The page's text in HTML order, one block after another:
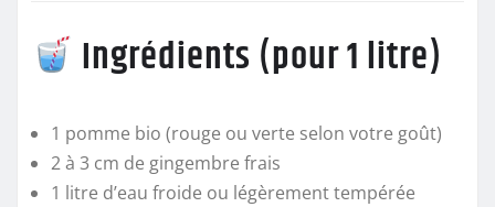
Ingrédients (pour 1 litre)
1 pomme bio (rouge ou verte selon votre goût)
2 à 3 cm de gingembre frais
1 litre d’eau froide ou légèrement tempérée